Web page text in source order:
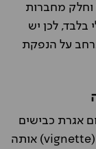
וחלק מחברות
בלבד, לכן יש
על הנפקת
אגרת כבישים
vignette) אותה